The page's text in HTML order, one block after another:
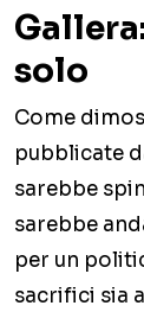
solo
Come
pubblicate
sarebbe
sarebbe
per un
sacrifici sia